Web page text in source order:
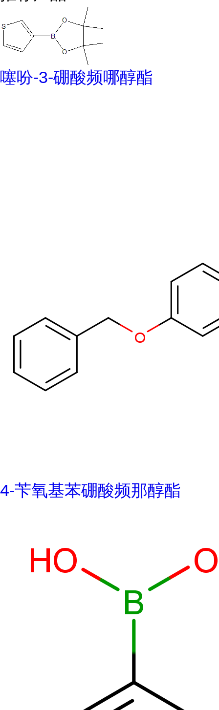
噻吩-3-硼酸频哪醇酯
4-苄氧基苯硼酸频那醇酯